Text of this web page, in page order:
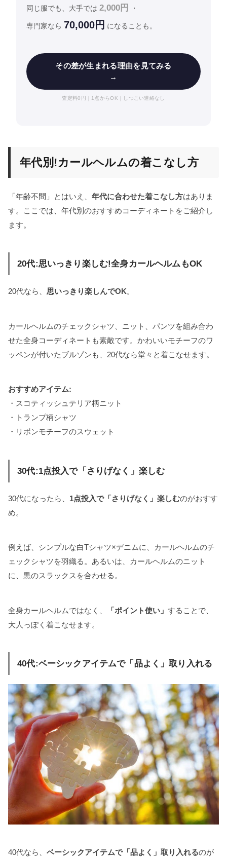
同じ服でも、大手では 2,000円 ・
専門家なら 70,000円 になることも。
その差が生まれる理由を見てみる
→
査定料0円｜1点からOK｜しつこい連絡なし
年代別!カールヘルムの着こなし方
「年齢不問」とはいえ、 年代に合わせた着こなし方はありま
す。ここでは、年代別のおすすめコーディネートをご紹介し
ます。
20代:思いっきり楽しむ!全身カールヘルムもOK
20代なら、 思いっきり楽しんでOK。
カールヘルムのチェックシャツ、ニット、パンツを組み合わ
せた全身コーディネートも素敵です。かわいいモチーフのワ
ッペンが付いたブルゾンも、20代なら堂々と着こなせます。
おすすめアイテム:
・スコティッシュテリア柄ニット
・トランプ柄シャツ
・リボンモチーフのスウェット
30代:1点投入で「さりげなく」楽しむ
30代になったら、 1点投入で「さりげなく」楽しむのがおすす
め。
例えば、シンプルな白Tシャツ×デニムに、カールヘルムのチ
ェックシャツを羽織る。あるいは、カールヘルムのニット
に、黒のスラックスを合わせる。
全身カールヘルムではなく、 「ポイント使い」 することで、
大人っぽく着こなせます。
40代:ベーシックアイテムで「品よく」取り入れる
40代なら、 ベーシックアイテムで「品よく」取り入れるのが